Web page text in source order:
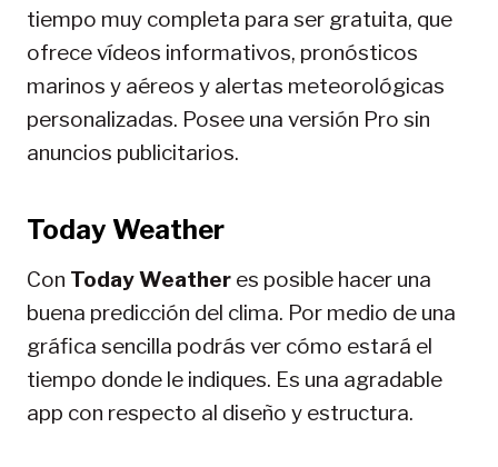
tiempo muy completa para ser gratuita, que
ofrece vídeos informativos, pronósticos
marinos y aéreos y alertas meteorológicas
personalizadas. Posee una versión Pro sin
anuncios publicitarios.
Today Weather
Con Today Weather es posible hacer una
buena predicción del clima. Por medio de una
gráfica sencilla podrás ver cómo estará el
tiempo donde le indiques. Es una agradable
app con respecto al diseño y estructura.